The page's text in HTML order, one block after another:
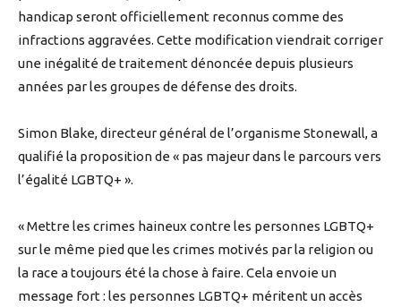
handicap seront officiellement reconnus comme des
infractions aggravées. Cette modification viendrait corriger
une inégalité de traitement dénoncée depuis plusieurs
années par les groupes de défense des droits.
Simon Blake, directeur général de l’organisme Stonewall, a
qualifié la proposition de « pas majeur dans le parcours vers
l’égalité LGBTQ+ ».
« Mettre les crimes haineux contre les personnes LGBTQ+
sur le même pied que les crimes motivés par la religion ou
la race a toujours été la chose à faire. Cela envoie un
message fort : les personnes LGBTQ+ méritent un accès